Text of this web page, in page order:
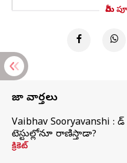
మీరు
తాజా వార్తలు
Vaibhav Sooryavanshi :
టెస్టుల్లోనూ రాణిస్తాడా?
క్రికెట్